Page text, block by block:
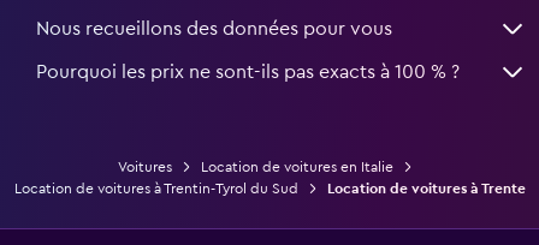
Nous recueillons des données pour vous
Pourquoi les prix ne sont-ils pas exacts à 100 % ?
Voitures
Location de voitures en Italie
Location de voitures à Trentin-Tyrol du Sud
Location de voitures à Trente